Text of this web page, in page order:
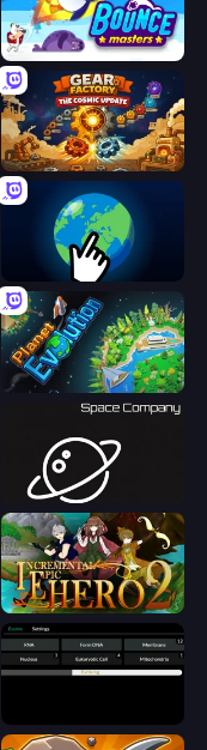
Bouncemasters
Gear Factory
Planet Clicker 2
Planet Evolution: Idle Clicker
Space Company
Incremental Epic Hero 2